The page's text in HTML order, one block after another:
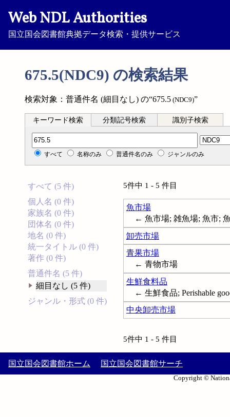
Web NDL Authorities
国立国会図書館典拠データ検索・提供サービス
675.5(NDC9) の検索結果
検索対象：普通件名 (細目なし) の“675.5 (NDC9)”
キーワード検索 分類記号検索 識別子検索
分類記号検索
すべて 名称のみ 普通件名のみ ジャンルのみ
すべて (5 件)
個人名 (0 件)
家族名 (0 件)
団体名 (0 件)
地名 (0 件)
統一タイトル (0 件)
著作 (0 件)
普通件名 (5 件)
細目なし (5 件)
ジャンル・形式 (0 件)
5件中 1 - 5 件目
魚市場
← 魚市場; 雑魚場; 魚市;
卸売市場
青果市場
← 青物市場
生鮮食料品
← 生鮮食品; Perishable
中央卸売市場
5件中 1 - 5 件目
国立国会図書館ホーム 国立国会図書館サーチ
Copyright ©